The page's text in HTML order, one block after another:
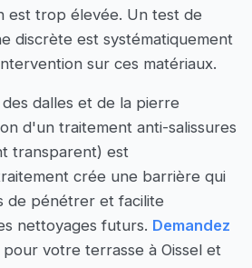
est trop élevée. Un test de
discrète est systématiquement
sur ces matériaux.
dalles et de la pierre
d'un traitement anti-salissures
transparent) est
crée une barrière qui
de pénétrer et facilite
nettoyages futurs. Demandez
pour votre terrasse à Oissel et